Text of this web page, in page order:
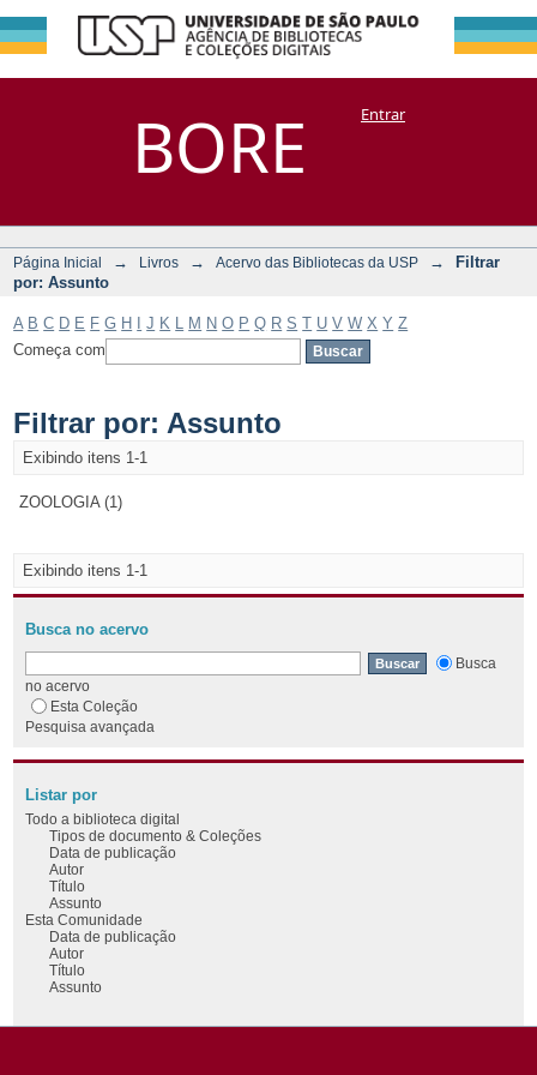
BORE
Filtrar por:
Assunto
DSpace/Manakin + CoriscoEntrar
Página Inicial → Livros → Acervo das Bibliotecas da USP →
Filtrar
por: Assunto
A B C D E F G H J K M N O P Q R S T U V W X Y Z
Começa com
Filtrar por: Assunto
Exibindo itens 1-1
ZOOLOGIA (1)
Exibindo itens 1-1
Busca no acervo
Busca
no acervo
Esta Coleção
Pesquisa avançada
Listar por
Todo a biblioteca digital
Tipos de documento & Coleções
Data de publicação
Autor
Título
Assunto
Esta Comunidade
Data de publicação
Autor
Título
Assunto